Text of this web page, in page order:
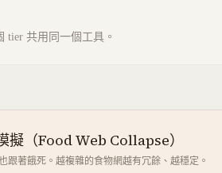
tier 共用同一個工具。
擬（Food Web Collapse）
跟著餓死。越複雜的食物網越有冗餘、越穩定。